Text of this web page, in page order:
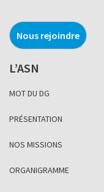
Nous rejoindre
L’ASN
MOT DU DG
PRÉSENTATION
NOS MISSIONS
ORGANIGRAMME